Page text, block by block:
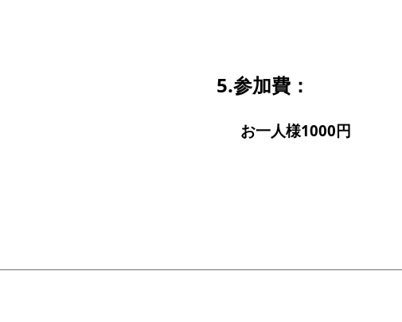
5.参加費：
お一人様1000円